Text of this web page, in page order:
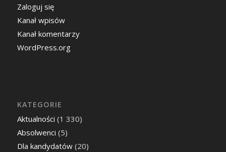
Zaloguj się
Kanał wpisów
Kanał komentarzy
WordPress.org
KATEGORIE
Aktualności (1 330)
Absolwenci (5)
Dla kandydatów(20)